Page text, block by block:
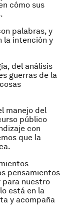
cómo sus
palabras, y
la intención y
del análisis
guerras de la
manejo del
público
con
que la
pensamientos
para nuestro
está en la
y acompaña